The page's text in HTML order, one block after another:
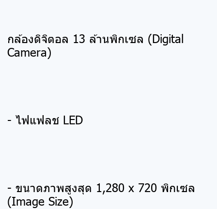
กล้องดิจิตอล 13 ล้านพิกเซล (Digital
Camera)
- ไฟแฟลช LED
- ขนาดภาพสูงสุด 1,280 x 720 พิกเซล
(Image Size)